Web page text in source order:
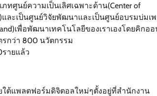
ทศูนย์ความเป็นเลิศเฉพาะด้าน(Center of
และเป็นศูนย์วิจัยพัฒนาและเป็นศูนย์อบรมบ่มเพ
เพื่อพัฒนาเทคโนโลยีของเราเองโดยคิกออ
รกว่า 800 นวัตกรรม
ายแล้ว
ยใต้แพลตฟอร์มดิจิตอลใหม่ๆตั้งอยู่ที่สำนักงาน